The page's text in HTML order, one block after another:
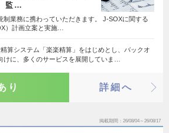
監…
制業務に携わっていただきます。 J-SOXに関する
）計画立案と実施…
算システム「楽楽精算」をはじめとし、バックオ
けに、多くのサービスを展開していま…
り 詳細へ
掲載期間 26/08/04～26/08/17